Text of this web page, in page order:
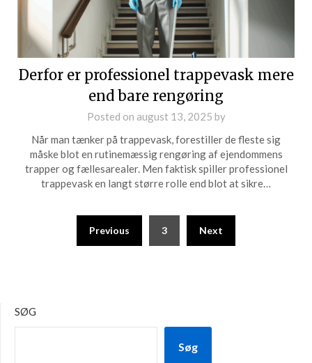
Derfor er professionel trappevask mere
end bare rengøring
Posted on august 13, 2025 by
Når man tænker på trappevask, forestiller de fleste sig
måske blot en rutinemæssig rengøring af ejendommens
trapper og fællesarealer. Men faktisk spiller professionel
trappevask en langt større rolle end blot at sikre…
Previous 3 Next
SØG
Søg